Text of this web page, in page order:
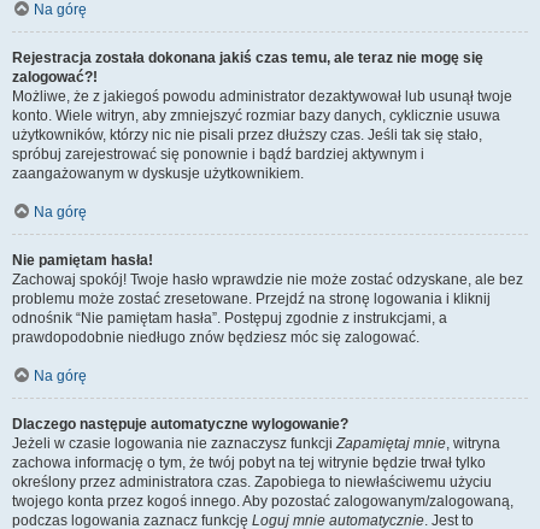
Na górę
Rejestracja została dokonana jakiś czas temu, ale teraz nie mogę się
zalogować?!
Możliwe, że z jakiegoś powodu administrator dezaktywował lub usunął twoje
konto. Wiele witryn, aby zmniejszyć rozmiar bazy danych, cyklicznie usuwa
użytkowników, którzy nic nie pisali przez dłuższy czas. Jeśli tak się stało,
spróbuj zarejestrować się ponownie i bądź bardziej aktywnym i
zaangażowanym w dyskusje użytkownikiem.
Na górę
Nie pamiętam hasła!
Zachowaj spokój! Twoje hasło wprawdzie nie może zostać odzyskane, ale bez
problemu może zostać zresetowane. Przejdź na stronę logowania i kliknij
odnośnik “Nie pamiętam hasła”. Postępuj zgodnie z instrukcjami, a
prawdopodobnie niedługo znów będziesz móc się zalogować.
Na górę
Dlaczego następuje automatyczne wylogowanie?
Jeżeli w czasie logowania nie zaznaczysz funkcjiZapamiętaj mnie, witryna
zachowa informację o tym, że twój pobyt na tej witrynie będzie trwał tylko
określony przez administratora czas. Zapobiega to niewłaściwemu użyciu
twojego konta przez kogoś innego. Aby pozostać zalogowanym/zalogowaną,
podczas logowania zaznacz funkcję Loguj mnie automatycznie. Jest to